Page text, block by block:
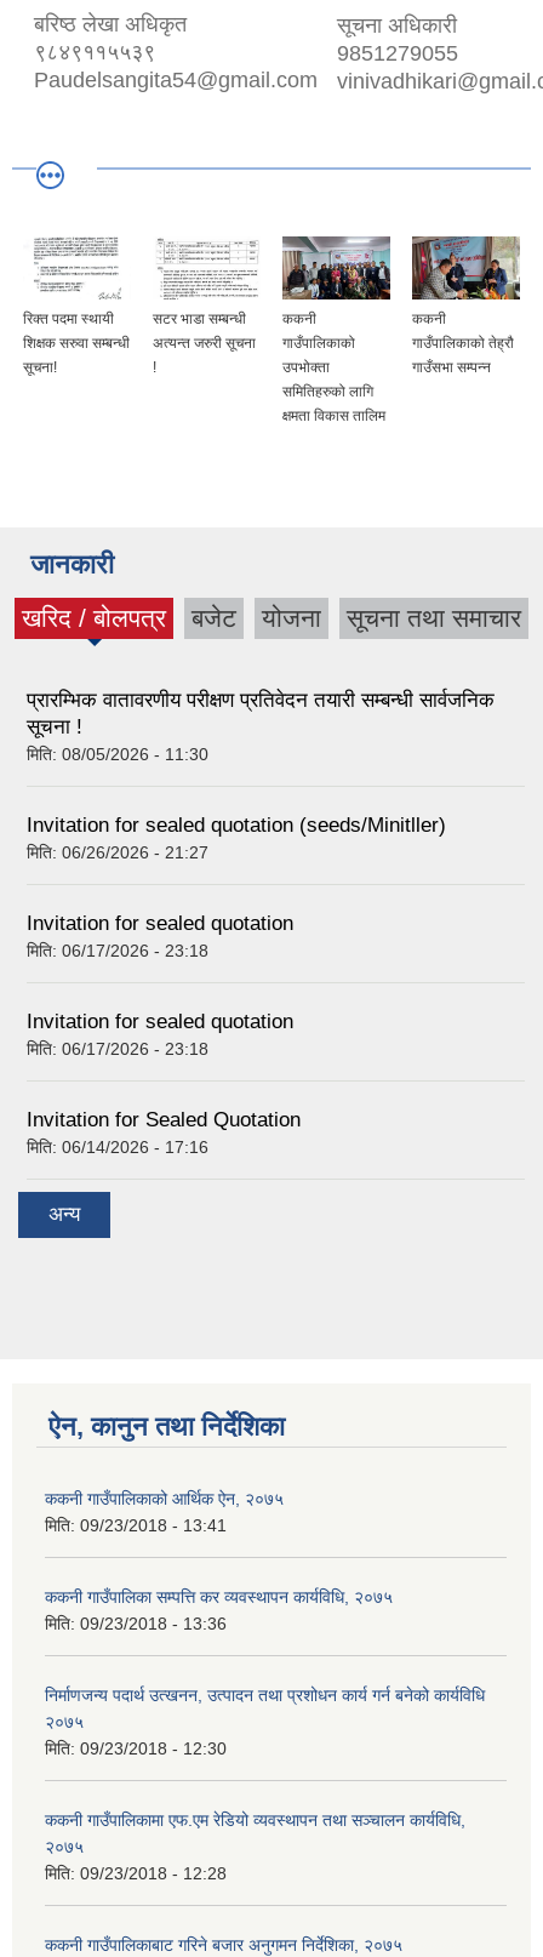
बरिष्ठ लेखा अधिकृत
९८४९११५५३९
Paudelsangita54@gmail.com
सूचना अधिकारी
9851279055
रिक्त पदमा स्थायी
शिक्षक सरुवा सम्बन्धी
सूचना!
सटर भाडा सम्बन्धी
अत्यन्त जरुरी सूचना
!
ककनी
गाउँपालिकाको
उपभोक्ता
समितिहरुको लागि
क्षमता विकास तालिम
ककनी
गाउँपालिकाको तेह्रौ
गाउँसभा सम्पन्न
जानकारी
खरिद / बोलपत्र
(active tab) बजेट योजना सूचना तथा समाचार
प्रारम्भिक वातावरणीय परीक्षण प्रतिवेदन तयारी सम्बन्धी सार्वजनिक
सूचना !
मिति: 08/05/2026 - 11:30
Invitation for sealed quotation (seeds/Minitller)
मिति: 06/26/2026 - 21:27
Invitation for sealed quotation
मिति: 06/17/2026 - 23:18
Invitation for sealed quotation
मिति: 06/17/2026 - 23:18
Invitation for Sealed Quotation
मिति: 06/14/2026 - 17:16
अन्य
ऐन, कानुन तथा निर्देशिका
ककनी गाउँपालिकाको आर्थिक ऐन, २०७५
मिति: 09/23/2018 - 13:41
ककनी गाउँपालिका सम्पत्ति कर व्यवस्थापन कार्यविधि, २०७५
मिति: 09/23/2018 - 13:36
निर्माणजन्य पदार्थ उत्खनन, उत्पादन तथा प्रशोधन कार्य गर्न बनेको कार्यविधि
२०७५
मिति: 09/23/2018 - 12:30
ककनी गाउँपालिकामा एफ.एम रेडियो व्यवस्थापन तथा सञ्चालन कार्यविधि,
२०७५
मिति: 09/23/2018 - 12:28
ककनी गाउँपालिकाबाट गरिने बजार अनुगमन निर्देशिका, २०७५